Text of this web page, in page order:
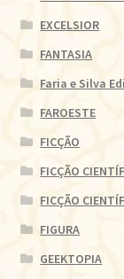
EXCELSIOR
FANTASIA
Faria e Silva
FAROESTE
FICÇÃO
FICÇÃO
FICÇÃO
FIGURA
GEEKTOPIA